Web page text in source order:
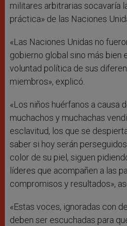
militares arbitrarias socavaría
práctica» de las Naciones
«Las Naciones Unidas no
gobierno global sino más bien
voluntad política de sus
miembros», explicó.
«Los niños huérfanos a causa
muchachos y muchachas
esclavitud, los que se
saber si hoy serán
color de su piel, siguen
líderes que acompañen a las
compromisos y resultados»,
«Estas voces, ignoradas con
deben ser escuchadas para